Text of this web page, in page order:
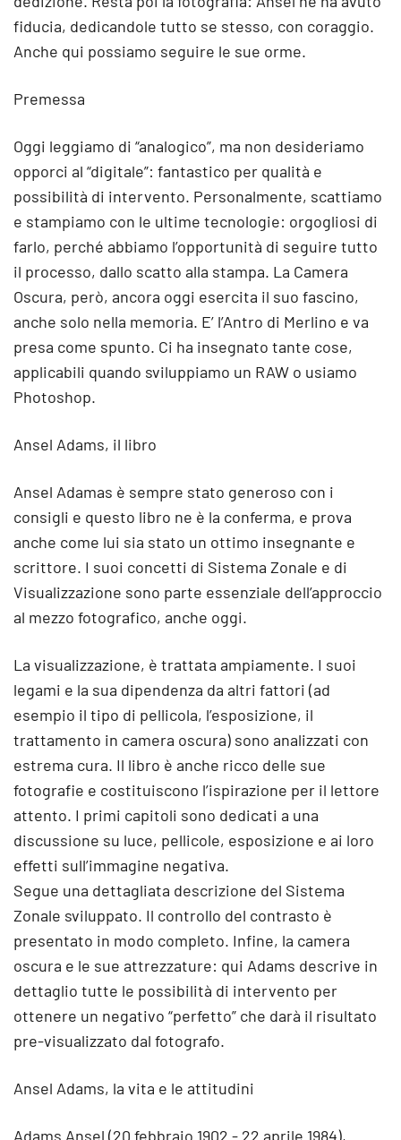
fiducia, dedicandole tutto se stesso, con coraggio.
Anche qui possiamo seguire le sue orme.
Premessa
Oggi leggiamo di “analogico”, ma non desideriamo
opporci al “digitale”: fantastico per qualità e
possibilità di intervento. Personalmente, scattiamo
e stampiamo con le ultime tecnologie: orgogliosi di
farlo, perché abbiamo l’opportunità di seguire tutto
il processo, dallo scatto alla stampa. La Camera
Oscura, però, ancora oggi esercita il suo fascino,
anche solo nella memoria. E’ l’Antro di Merlino e va
presa come spunto. Ci ha insegnato tante cose,
applicabili quando sviluppiamo un RAW o usiamo
Photoshop.
Ansel Adams, il libro
Ansel Adamas è sempre stato generoso con i
consigli e questo libro ne è la conferma, e prova
anche come lui sia stato un ottimo insegnante e
scrittore. I suoi concetti di Sistema Zonale e di
Visualizzazione sono parte essenziale dell’approccio
al mezzo fotografico, anche oggi.
La visualizzazione, è trattata ampiamente. I suoi
legami e la sua dipendenza da altri fattori (ad
esempio il tipo di pellicola, l’esposizione, il
trattamento in camera oscura) sono analizzati con
estrema cura. Il libro è anche ricco delle sue
fotografie e costituiscono l’ispirazione per il lettore
attento. I primi capitoli sono dedicati a una
discussione su luce, pellicole, esposizione e ai loro
effetti sull’immagine negativa.
Segue una dettagliata descrizione del Sistema
Zonale sviluppato. Il controllo del contrasto è
presentato in modo completo. Infine, la camera
oscura e le sue attrezzature: qui Adams descrive in
dettaglio tutte le possibilità di intervento per
ottenere un negativo “perfetto” che darà il risultato
pre-visualizzato dal fotografo.
Ansel Adams, la vita e le attitudini
Adams Ansel (20 febbraio 1902 - 22 aprile 1984),